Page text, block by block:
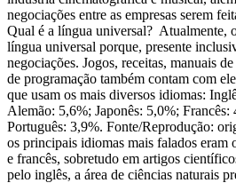
negociações entre as empresas serem
Qual é a língua universal? Atualmente,
língua universal porque, presente
negociações. Jogos, receitas, manuais
de programação também contam com
que usam os mais diversos idiomas:
Alemão: 5,6%; Japonês: 5,0%; Francês:
Português: 3,9%. Fonte/Reprodução:
os principais idiomas mais falados eram
e francês, sobretudo em artigos
pelo inglês, a área de ciências naturais